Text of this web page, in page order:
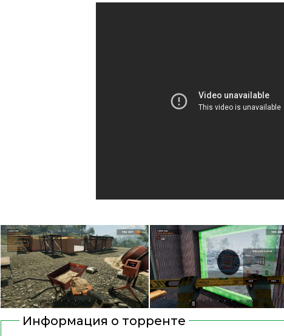
Информация о торренте